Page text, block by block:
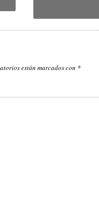
están marcados con *